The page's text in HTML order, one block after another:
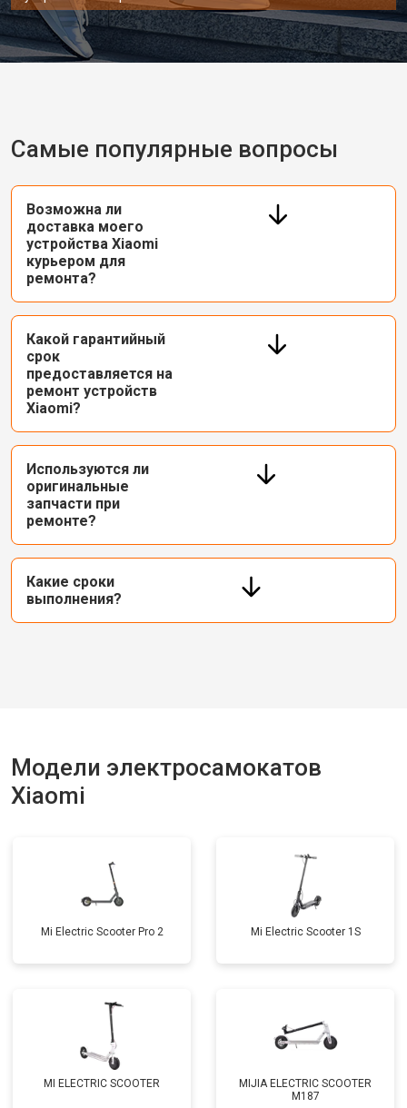
Самые популярные вопросы
Возможна ли
доставка моего
устройства Xiaomi
курьером для
ремонта?
Какой гарантийный
срок
предоставляется на
ремонт устройств
Xiaomi?
Используются ли
оригинальные
запчасти при
ремонте?
Какие сроки
выполнения?
Модели электросамокатов
Xiaomi
Mi Electric Scooter Pro 2 Mi Electric Scooter 1S
MI ELECTRIC SCOOTER
MIJIA ELECTRIC SCOOTER
M187